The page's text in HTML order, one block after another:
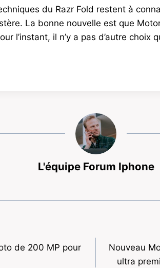
du Razr Fold restent à
La bonne nouvelle est que
l’instant, il n’y a pas d’autre choix
L'équipe Forum Iphone
de 200 MP pour
Nouveau
ultra